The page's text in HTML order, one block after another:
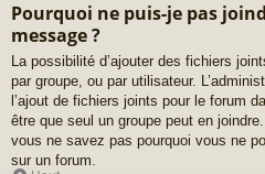
Pourquoi ne puis-je pas
message ?
La possibilité d’ajouter des fichiers
par groupe, ou par utilisateur.
l’ajout de fichiers joints pour le forum
être que seul un groupe peut en
vous ne savez pas pourquoi vous ne
sur un forum.